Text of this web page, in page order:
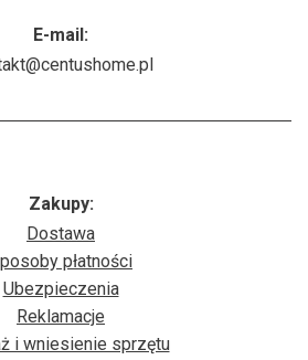
E-mail:
Zakupy:
Dostawa
płatności
Ubezpieczenia
Reklamacje
i wniesienie sprzętu